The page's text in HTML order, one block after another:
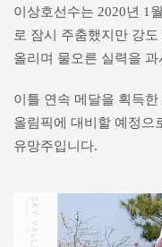
이상호선수는 2020년 1
로 잠시 주춤했지만 강
올리며 물오른 실력을 과
이틀 연속 메달을 획득
올림픽에 대비할 예정으
유망주입니다.